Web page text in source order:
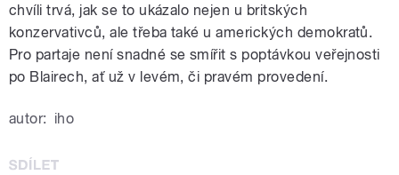
chvíli trvá, jak se to ukázalo nejen u britských
konzervativců, ale třeba také u amerických demokratů.
Pro partaje není snadné se smířit s poptávkou veřejnosti
po Blairech, ať už v levém, či pravém provedení.
autor: iho